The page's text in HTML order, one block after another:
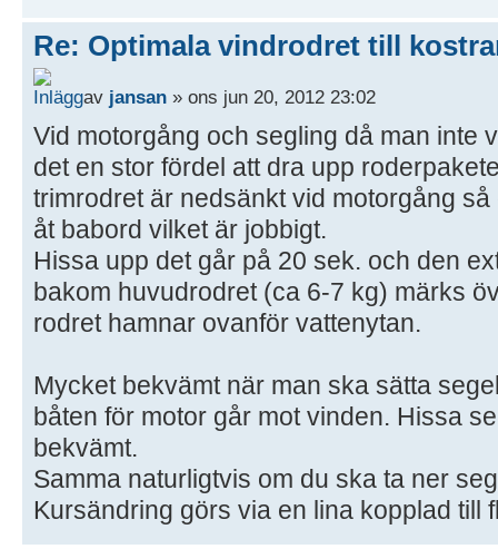
Re: Optimala vindrodret till
av jansan » ons jun 20, 2012 23:02
Vid motorgång och segling då man inte
det en stor fördel att dra upp
trimrodret är nedsänkt vid motorgång
åt babord vilket är jobbigt.
Hissa upp det går på 20 sek. och den
bakom huvudrodret (ca 6-7 kg) märks
rodret hamnar ovanför vattenytan.
Mycket bekvämt när man ska sätta
båten för motor går mot vinden. Hissa
bekvämt.
Samma naturligtvis om du ska ta ner
Kursändring görs via en lina kopplad till